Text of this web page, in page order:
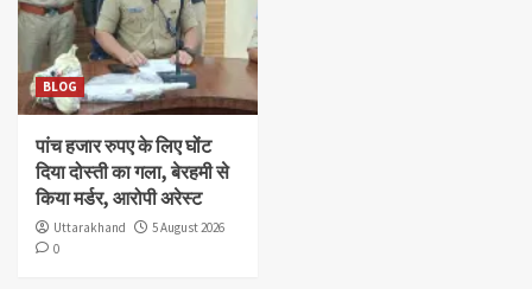
BLOG
पांच हजार रुपए के लिए घोंट
दिया दोस्ती का गला, बेरहमी से
किया मर्डर, आरोपी अरेस्ट
Uttarakhand
5 August 2026
0